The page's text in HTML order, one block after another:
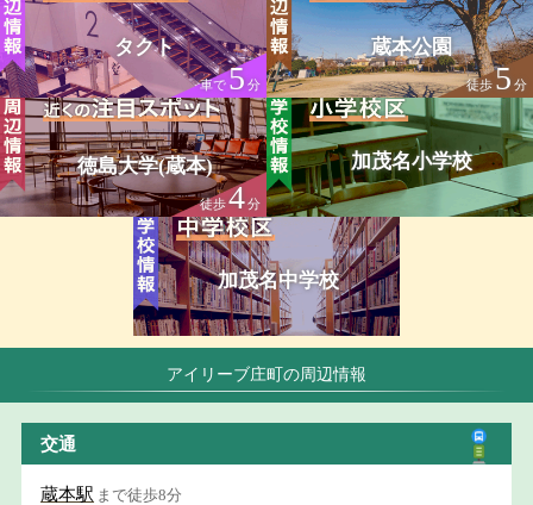
タクト
車で5分
蔵本公園
徒歩5 分
徳島大学(蔵本)
徒歩4分
加茂名小学校
加茂名中学校
アイリーブ庄町の周辺情報
交通
蔵本駅 まで徒歩8分